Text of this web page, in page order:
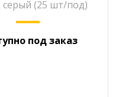
серый (25 шт/под)
под заказ